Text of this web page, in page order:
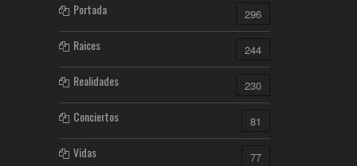
Portada 296
Raices 244
Realidades 230
Conciertos 81
Vidas 77